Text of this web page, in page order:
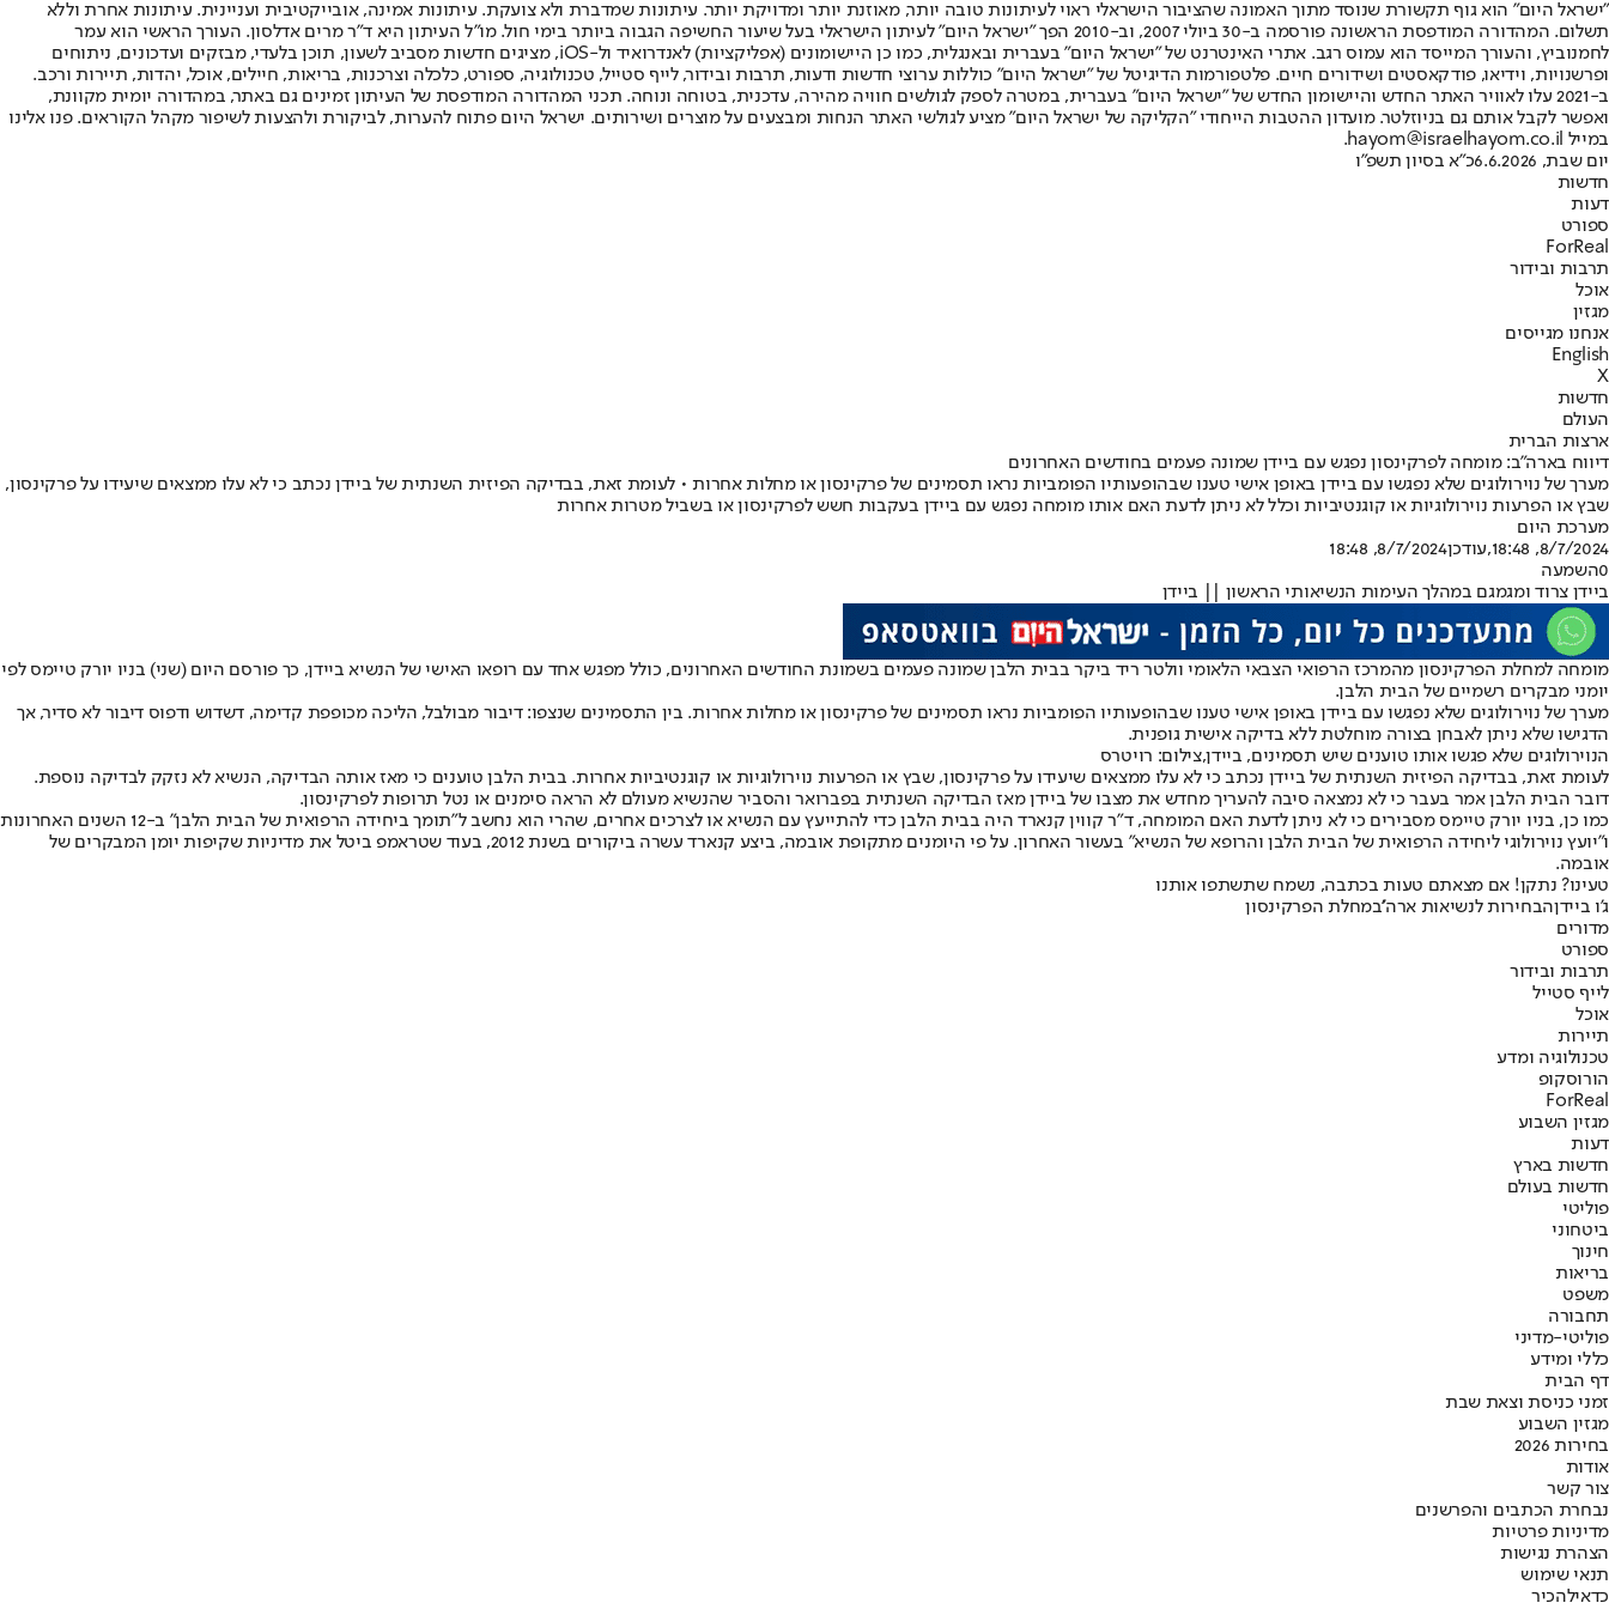
"ישראל היום" הוא גוף תקשורת שנוסד מתוך האמונה שהציבור הישראלי ראוי לעיתונות טובה יותר, מאוזנת יותר ומדויקת יותר. עיתונות שמדברת ולא צועקת. עיתונות אמינה, אובייקטיבית ועניינית. עיתונות אחרת וללא
תשלום. המהדורה המודפסת הראשונה פורסמה ב-30 ביולי 2007, וב-2010 הפך "ישראל היום" לעיתון הישראלי בעל שיעור החשיפה הגבוה ביותר בימי חול. מו"ל העיתון היא ד"ר מרים אדלסון. העורך הראשי הוא עמר
לחמנוביץ, והעורך המייסד הוא עמוס רגב. אתרי האינטרנט של "ישראל היום" בעברית ובאנגלית, כמו כן היישומונים (אפליקציות) לאנדרואיד ול-iOS, מציגים חדשות מסביב לשעון, תוכן בלעדי, מבזקים ועדכונים, ניתוחים
ופרשנויות, וידיאו, פודקאסטים ושידורים חיים. פלטפורמות הדיגיטל של "ישראל היום" כוללות ערוצי חדשות ודעות, תרבות ובידור, לייף סטייל, טכנולוגיה, ספורט, כלכלה וצרכנות, בריאות, חיילים, אוכל, יהדות, תיירות ורכב.
ב-2021 עלו לאוויר האתר החדש והיישומון החדש של "ישראל היום" בעברית, במטרה לספק לגולשים חוויה מהירה, עדכנית, בטוחה ונוחה. תכני המהדורה המודפסת של העיתון זמינים גם באתר, במהדורה יומית מקוונת,
ואפשר לקבל אותם גם בניוזלטר. מועדון ההטבות הייחודי "הקליקה של ישראל היום" מציע לגולשי האתר הנחות ומבצעים על מוצרים ושירותים. ישראל היום פתוח להערות, לביקורת ולהצעות לשיפור מקהל הקוראים. פנו אלינו
במייל hayom@israelhayom.co.il.
יום שבת, 6.6.2026
כ"א בסיון תשפ"ו
חדשות
דעות
ספורט
ForReal
תרבות ובידור
אוכל
מגזין
אנחנו מגייסים
English
X
חדשות
העולם
ארצות הברית
דיווח בארה"ב: מומחה לפרקינסון נפגש עם ביידן שמונה פעמים בחודשים האחרונים
מערך של נוירולוגים שלא נפגשו עם ביידן באופן אישי טענו שבהופעותיו הפומביות נראו תסמינים של פרקינסון או מחלות אחרות • לעומת זאת, בבדיקה הפיזית השנתית של ביידן נכתב כי לא עלו ממצאים שיעידו על פרקינסון,
שבץ או הפרעות נוירולוגיות או קוגנטיביות וכלל לא ניתן לדעת האם אותו מומחה נפגש עם ביידן בעקבות חשש לפרקינסון או בשביל מטרות אחרות
מערכת היום
8/7/2024, 18:48
,עודכן8/7/2024, 18:48
0השמעה
ביידן צרוד ומגמגם במהלך העימות הנשיאותי הראשון || ביידן
מומחה למחלת הפרקינסון מהמרכז הרפואי הצבאי הלאומי וולטר ריד ביקר בבית הלבן שמונה פעמים בשמונת החודשים האחרונים, כולל מפגש אחד עם רופאו האישי של הנשיא ביידן, כך פורסם היום (שני) בניו יורק טיימס לפי
יומני מבקרים רשמיים של הבית הלבן.
מערך של נוירולוגים שלא נפגשו עם ביידן באופן אישי טענו שבהופעותיו הפומביות נראו תסמינים של פרקינסון או מחלות אחרות. בין התסמינים שנצפו: דיבור מבולבל, הליכה מכופפת קדימה, דשדוש ודפוס דיבור לא סדיר, אך
הדגישו שלא ניתן לאבחן בצורה מוחלטת ללא בדיקה אישית גופנית.
הנוירולוגים שלא פגשו אותו טוענים שיש תסמינים, ביידן,צילום: רויטרס
לעומת זאת, בבדיקה הפיזית השנתית של ביידן נכתב כי לא עלו ממצאים שיעידו על פרקינסון, שבץ או הפרעות נוירולוגיות או קוגנטיביות אחרות. בבית הלבן טוענים כי מאז אותה הבדיקה, הנשיא לא נזקק לבדיקה נוספת.
דובר הבית הלבן אמר בעבר כי לא נמצאה סיבה להעריך מחדש את מצבו של ביידן מאז הבדיקה השנתית בפברואר והסביר שהנשיא מעולם לא הראה סימנים או נטל תרופות לפרקינסון.
כמו כן, בניו יורק טיימס מסבירים כי לא ניתן לדעת האם המומחה, ד"ר קווין קנארד היה בבית הלבן כדי להתייעץ עם הנשיא או לצרכים אחרים, שהרי הוא נחשב ל"תומך ביחידה הרפואית של הבית הלבן" ב-12 השנים האחרונות
ו"יועץ נוירולוגי ליחידה הרפואית של הבית הלבן והרופא של הנשיא" בעשור האחרון. על פי היומנים מתקופת אובמה, ביצע קנארד עשרה ביקורים בשנת 2012, בעוד שטראמפ ביטל את מדיניות שקיפות יומן המבקרים של
אובמה.
טעינו? נתקן! אם מצאתם טעות בכתבה, נשמח שתשתפו אותנו
ג'ו ביידןהבחירות לנשיאות ארה''במחלת הפרקינסון
מדורים
ספורט
תרבות ובידור
לייף סטייל
אוכל
תיירות
טכנולוגיה ומדע
הורוסקופ
ForReal
מגזין השבוע
דעות
חדשות בארץ
חדשות בעולם
פוליטי
ביטחוני
חינוך
בריאות
משפט
תחבורה
פוליטי-מדיני
כללי ומידע
דף הבית
זמני כניסת וצאת שבת
מגזין השבוע
בחירות 2026
אודות
צור קשר
נבחרת הכתבים והפרשנים
מדיניות פרטיות
הצהרת נגישות
תנאי שימוש
כדאילהכיר